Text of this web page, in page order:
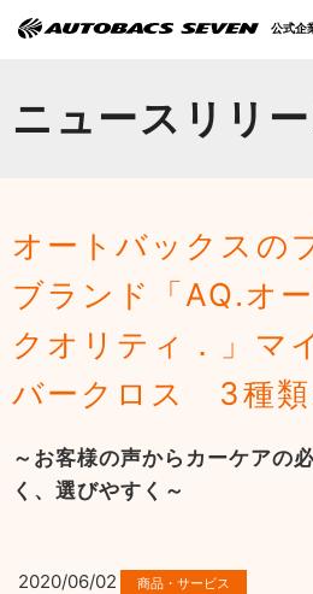
ニュースリリ
オートバックスの
ブランド「AQ.オ
クオリティ．」マ
バークロス 3種類
～お客様の声からカーケアの
く、選びやすく～
2020/06/02
公式企
サステナビリティ
採用情報
Language